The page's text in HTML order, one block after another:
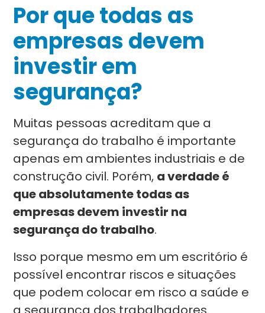
Por que todas as
empresas devem
investir em
segurança?
Muitas pessoas acreditam que a
segurança do trabalho é importante
apenas em ambientes industriais e de
construção civil. Porém, a verdade é
que absolutamente todas as
empresas devem investir na
segurança do trabalho.
Isso porque mesmo em um escritório é
possível encontrar riscos e situações
que podem colocar em risco a saúde e